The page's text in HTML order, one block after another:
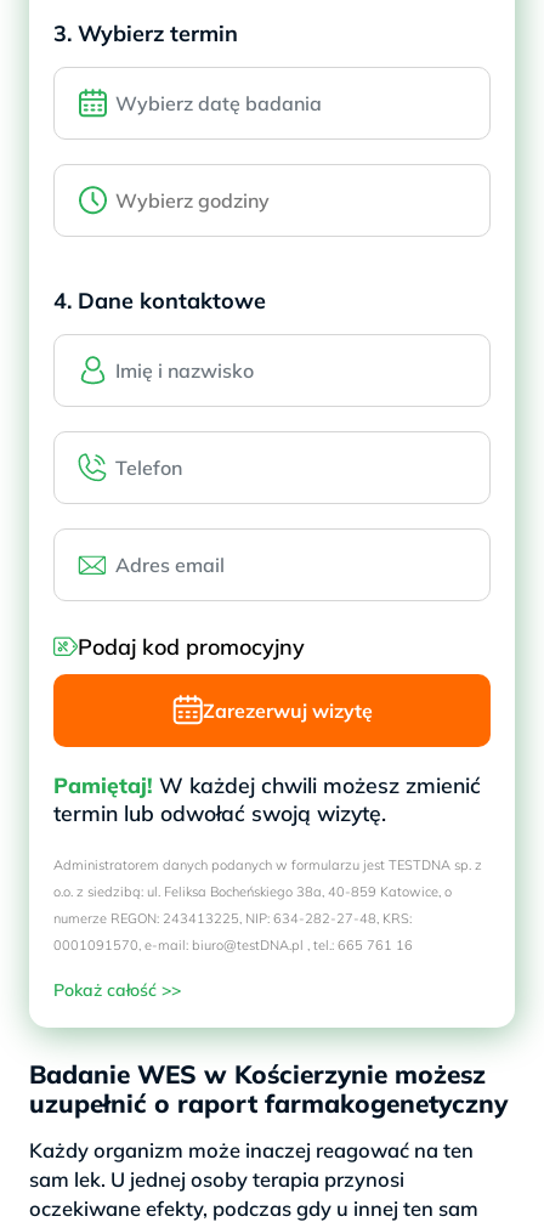
3. Wybierz termin
4. Dane kontaktowe
Podaj kod promocyjny
Zarezerwuj wizytę
Pamiętaj! W każdej chwili możesz zmienić
termin lub odwołać swoją wizytę.
Administratorem danych podanych w formularzu jest TESTDNA sp. z
o.o. z siedzibą: ul. Feliksa Bocheńskiego 38a, 40-859 Katowice, o
numerze REGON: 243413225, NIP: 634-282-27-48, KRS:
0001091570, e-mail: biuro@testDNA.pl , tel.: 665 761 16
Pokaż całość >>
Badanie WES w Kościerzynie możesz
uzupełnić o raport farmakogenetyczny
Każdy organizm może inaczej reagować na ten
sam lek. U jednej osoby terapia przynosi
oczekiwane efekty, podczas gdy u innej ten sam